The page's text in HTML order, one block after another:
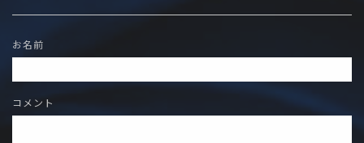
お名前
コメント